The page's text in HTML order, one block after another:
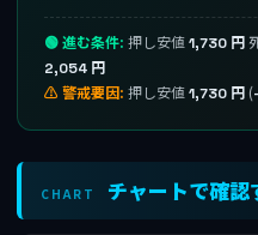
🟢 進む条件: 押し安値1,730 円
2,054 円
⚠ 警戒要因: 押し安値1,730 円 (
CHART チャートで確認